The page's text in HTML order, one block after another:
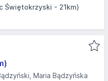
Świętokrzyski - 21km)
Maria Bądzyńska